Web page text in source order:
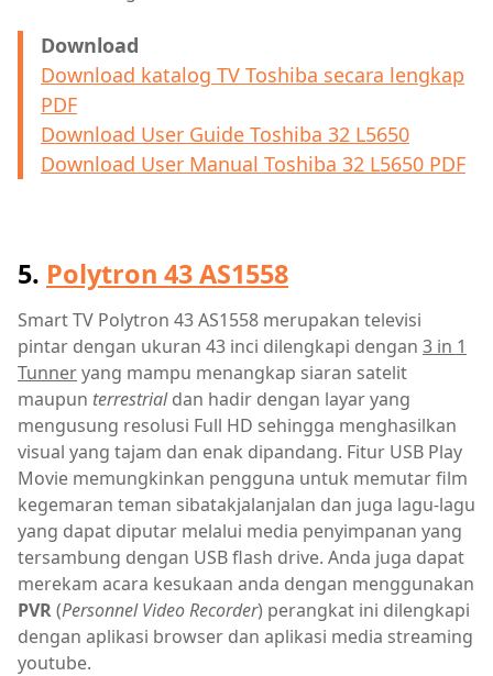
Download
Download katalog TV Toshiba secara lengkap
PDF
Download User Guide Toshiba 32 L5650
Download User Manual Toshiba 32 L5650 PDF
5. Polytron 43 AS1558
Smart TV Polytron 43 AS1558 merupakan televisi
pintar dengan ukuran 43 inci dilengkapi dengan 3 in 1
Tunneryang mampu menangkap siaran satelit
maupun terrestrialdan hadir dengan layar yang
mengusung resolusi Full HD sehingga menghasilkan
visual yang tajam dan enak dipandang. Fitur USB Play
Movie memungkinkan pengguna untuk memutar film
kegemaran teman sibatakjalanjalan dan juga lagu-lagu
yang dapat diputar melalui media penyimpanan yang
tersambung dengan USB flash drive. Anda juga dapat
merekam acara kesukaan anda dengan menggunakan
PVR(Personnel Video Recorder) perangkat ini dilengkapi
dengan aplikasi browser dan aplikasi media streaming
youtube.